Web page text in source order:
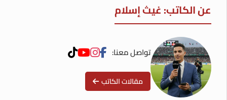
عن الكاتب: غيث إسلام
تواصل معنا:
مقالات الكاتب